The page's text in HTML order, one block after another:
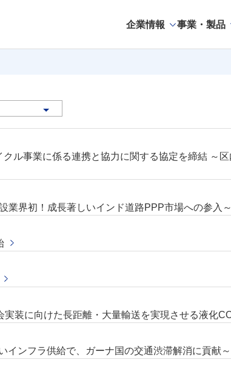
企業情報 事業・製品
ル事業に係る連携と協力に関する協定を締結 ～
業界初！成長著しいインド道路PPP市場への参入～
装に向けた長距離・大量輸送を実現させる液化
インフラ供給で、ガーナ国の交通渋滞解消に貢献～